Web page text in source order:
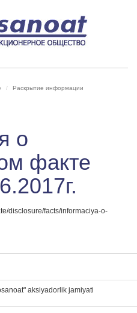
Раскрытие информации
о
факте
disclosure/facts/informaciya-o-
aksiyadorlik jamiyati